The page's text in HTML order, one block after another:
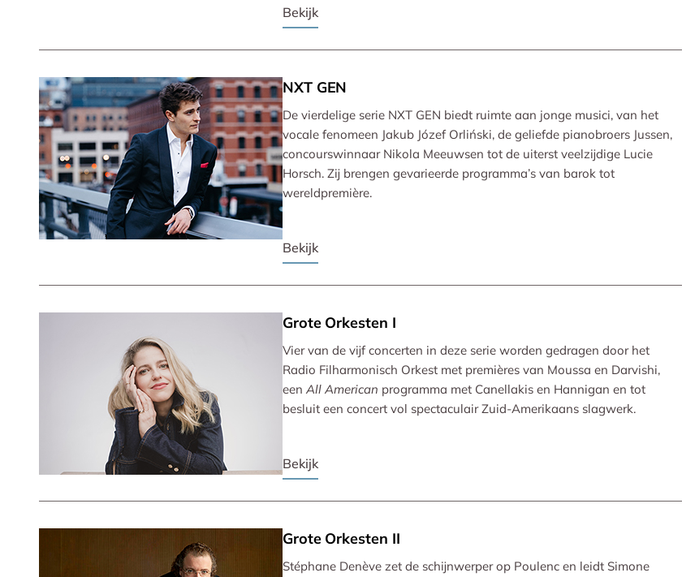
Bekijk
NXT GEN
De vierdelige serie NXT GEN biedt ruimte aan jonge musici, van het
vocale fenomeen Jakub Józef Orliński, de geliefde pianobroers Jussen,
concourswinnaar Nikola Meeuwsen tot de uiterst veelzijdige Lucie
Horsch. Zij brengen gevarieerde programma’s van barok tot
wereldpremière.
Bekijk
Grote Orkesten I
Vier van de vijf concerten in deze serie worden gedragen door het
Radio Filharmonisch Orkest met premières van Moussa en Darvishi,
een All American programma met Canellakis en Hannigan en tot
besluit een concert vol spectaculair Zuid-Amerikaans slagwerk.
Bekijk
Grote Orkesten II
Stéphane Denève zet de schijnwerper op Poulenc en leidt Simone